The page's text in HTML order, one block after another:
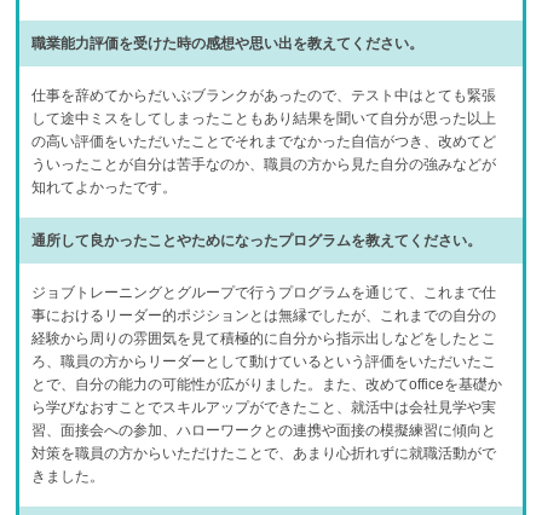
職業能力評価を受けた時の感想や思い出を教えてください。
仕事を辞めてからだいぶブランクがあったので、テスト中はとても緊張
して途中ミスをしてしまったこともあり結果を聞いて自分が思った以上
の高い評価をいただいたことでそれまでなかった自信がつき、改めてど
ういったことが自分は苦手なのか、職員の方から見た自分の強みなどが
知れてよかったです。
通所して良かったことやためになったプログラムを教えてください。
ジョブトレーニングとグループで行うプログラムを通じて、これまで仕
事におけるリーダー的ポジションとは無縁でしたが、これまでの自分の
経験から周りの雰囲気を見て積極的に自分から指示出しなどをしたとこ
ろ、職員の方からリーダーとして動けているという評価をいただいたこ
とで、自分の能力の可能性が広がりました。また、改めてofficeを基礎か
ら学びなおすことでスキルアップができたこと、就活中は会社見学や実
習、面接会への参加、ハローワークとの連携や面接の模擬練習に傾向と
対策を職員の方からいただけたことで、あまり心折れずに就職活動がで
きました。